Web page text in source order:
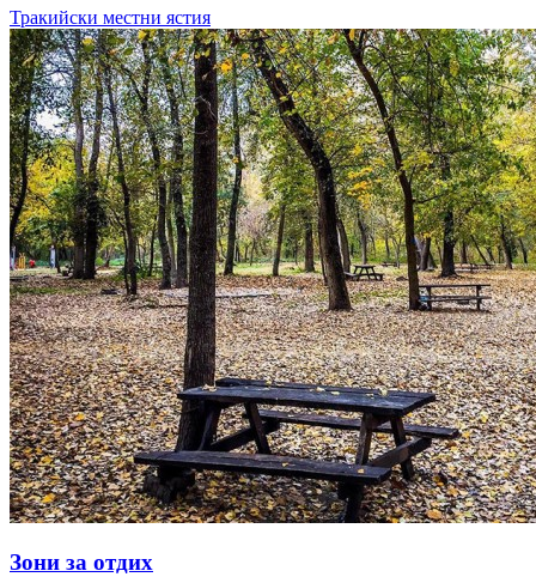
Тракийски местни ястия
Зони за отдих